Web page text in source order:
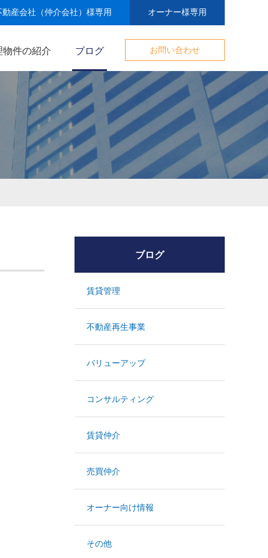
動産会社（仲介会社）様専用 オーナー様専用
物件の紹介 ブログ お問い合わせ
ブログ
賃貸管理
不動産再生事業
バリューアップ
コンサルティング
賃貸仲介
売買仲介
オーナー向け情報
その他